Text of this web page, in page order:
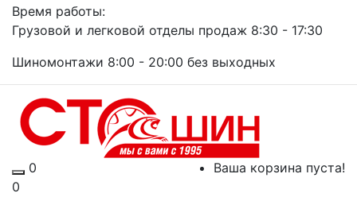
Время работы:
Грузовой и легковой отделы продаж 8:30 - 17:30
Шиномонтажи 8:00 - 20:00 без выходных
0
Ваша корзина пуста!
0